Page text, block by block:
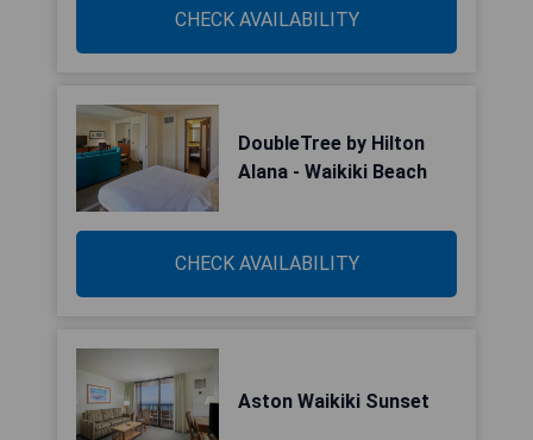
CHECK AVAILABILITY
DoubleTree by Hilton
Alana - Waikiki Beach
CHECK AVAILABILITY
Aston Waikiki Sunset